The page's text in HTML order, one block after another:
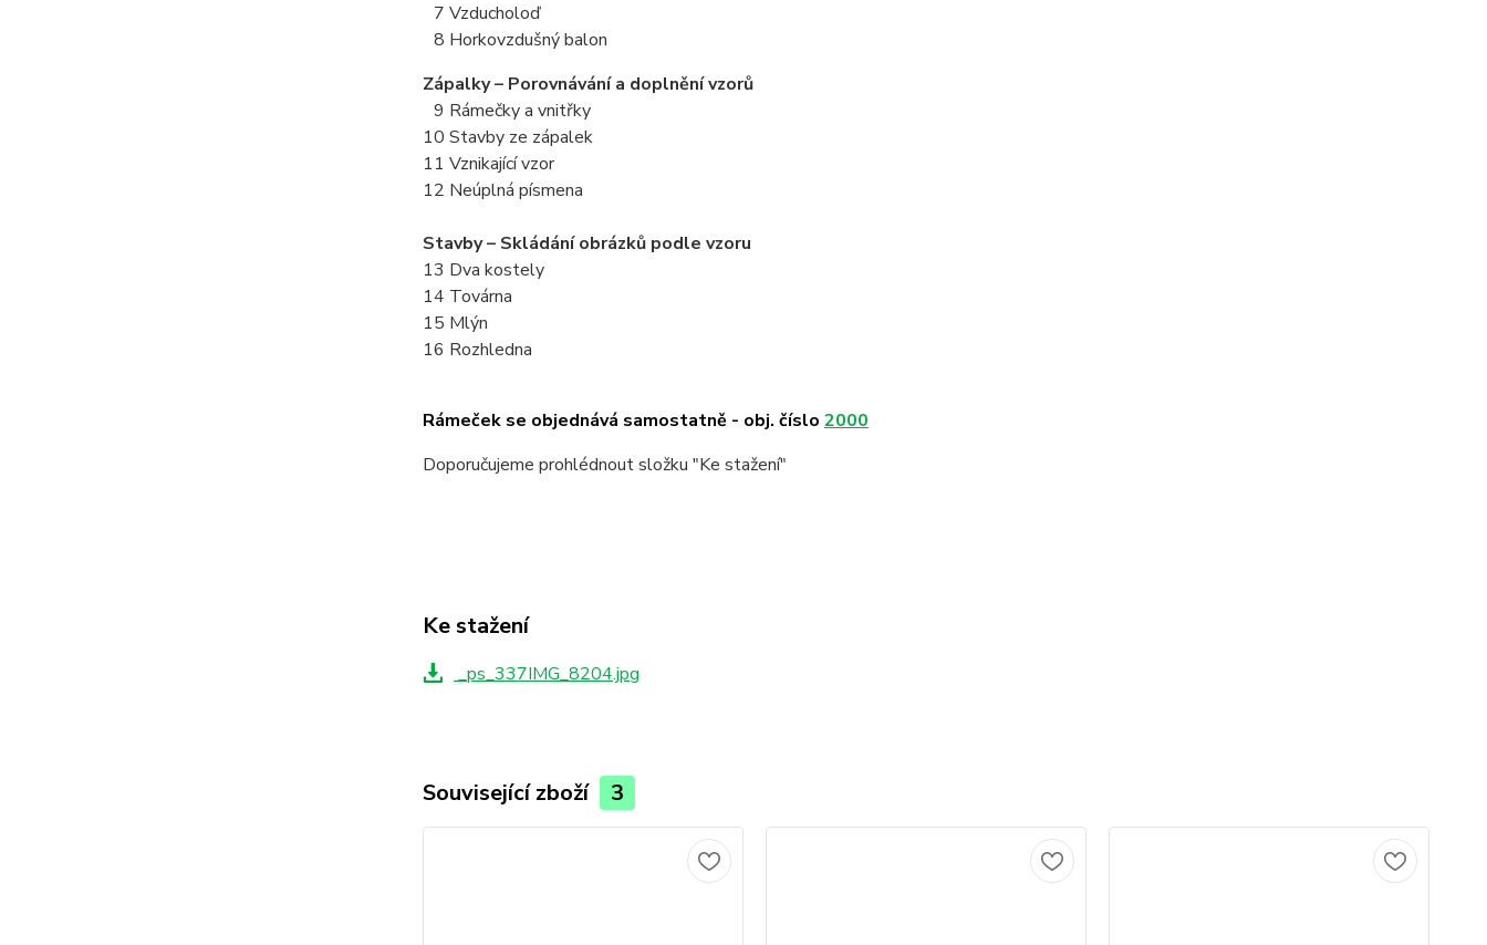
7 Vzducholoď
8 Horkovzdušný balon
Zápalky – Porovnávání a doplnění vzorů
9 Rámečky a vnitřky
10 Stavby ze zápalek
11 Vznikající vzor
12 Neúplná písmena
Stavby – Skládání obrázků podle vzoru
13 Dva kostely
14 Továrna
15 Mlýn
16 Rozhledna
Rámeček se objednává samostatně - obj. číslo 2000
Doporučujeme prohlédnout složku "Ke stažení"
Ke stažení
_ps_337IMG_8204.jpg
Související zboží 3